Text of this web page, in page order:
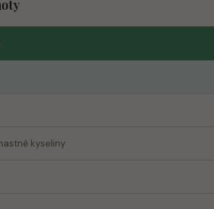
kyseliny